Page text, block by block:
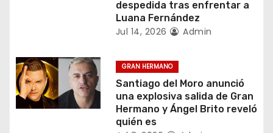
d
e
e
despedida tras enfrentar a
Luana Fernández
Jul 14, 2026 Admin
GRAN HERMANO
Santiago del Moro anunció
una explosiva salida de Gran
Hermano y Ángel Brito reveló
quién es